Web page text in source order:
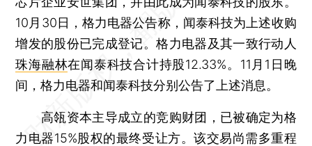
10月30日，格力电器公告称，闻泰科技为上述收购
增发的股份已完成登记。格力电器及其一致行动人
珠海融林在闻泰科技合计持股12.33%。11月1日晚
间，格力电器和闻泰科技分别公告了上述消息。
高瓴资本主导成立的竞购财团，已被确定为格
力电器15%股权的最终受让方。该交易尚需多重程